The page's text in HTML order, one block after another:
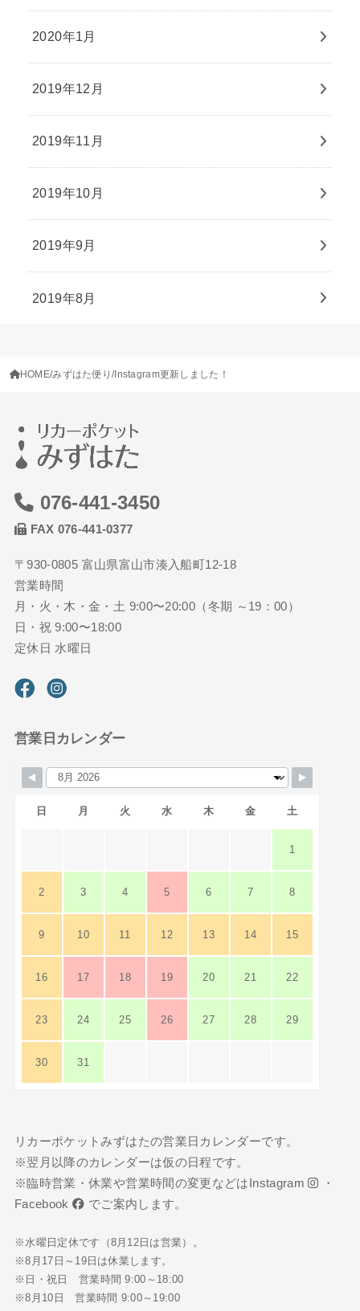
2020年1月
2019年12月
2019年11月
2019年10月
2019年9月
2019年8月
HOME みずはた便り Instagram更新しました！
076-441-3450
FAX 076-441-0377
〒930-0805 富山県富山市湊入船町12-18
営業時間
月・火・木・金・土 9:00〜20:00（冬期 ～19：00）
日・祝 9:00〜18:00
定休日 水曜日
営業日カレンダー
日 月 火 水 木 金 土
1
2 3 4 5 6 7 8
9 10 11 12 13 14 15
16 17 18 19 20 21 22
23 24 25 26 27 28 29
30 31
リカーポケットみずはたの営業日カレンダーです。
※翌月以降のカレンダーは仮の日程です。
※臨時営業・休業や営業時間の変更などは Instagram
・
Facebook
でご案内します。
※水曜日定休です（8月12日は営業）。
※8月17日～19日は休業します。
※日・祝日 営業時間 9:00～18:00
※8月10日 営業時間 9:00～19:00